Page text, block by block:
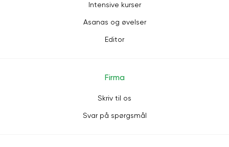
Intensive kurser
Asanas og øvelser
Editor
Firma
Skriv til os
Svar på spørgsmål